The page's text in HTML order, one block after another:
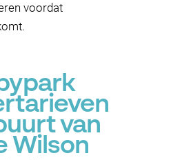
voordat
van
Wilson